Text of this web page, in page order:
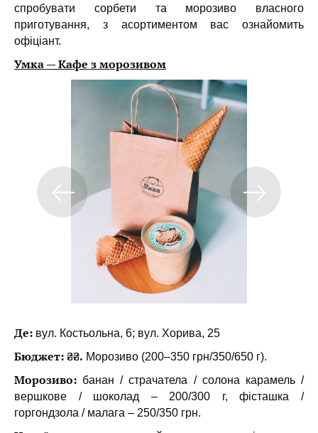
спробувати сорбети та морозиво власного
приготування, з асортиментом вас ознайомить
офіціант.
Умка — Кафе з морозивом
Де: вул. Костьольна, 6; вул. Хорива, 25
Бюджет: ₴₴. Морозиво (200–350 грн/350/650 г).
Морозиво: банан / страчатела / солона карамель /
вершкове / шоколад – 200/300 г, фісташка /
горгондзола / малага – 250/350 грн.